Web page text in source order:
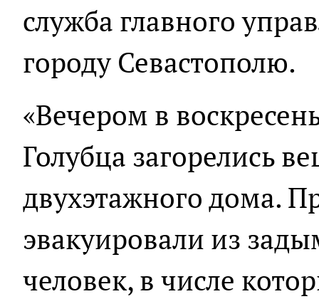
служба главного
городу Севастополю.
«Вечером в
Голубца загорелись
двухэтажного дома.
эвакуировали из
человек, в числе